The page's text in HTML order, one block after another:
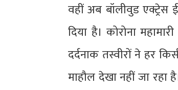
वहीं अब बॉलीवुड
दिया है। कोरोना
दर्दनाक तस्वीरों ने हर
माहौल देखा नहीं जा रहा